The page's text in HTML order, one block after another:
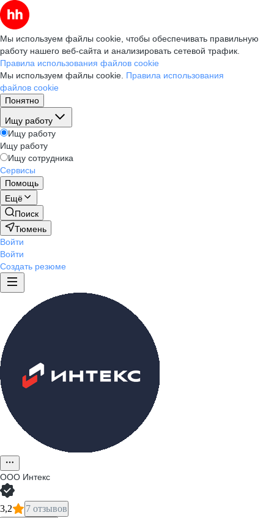
Мы используем файлы cookie, чтобы обеспечивать правильную
работу нашего веб-сайта и анализировать сетевой трафик.
Правила использования файлов cookie
Мы используем файлы cookie. Правила использования
файлов cookie
Понятно
Ищу работу
Ищу работу
Ищу работу
Ищу сотрудника
Сервисы
Помощь
Ещё
Поиск
Тюмень
Войти
Войти
Создать резюме
ООО Интекс
3,2 7 отзывов